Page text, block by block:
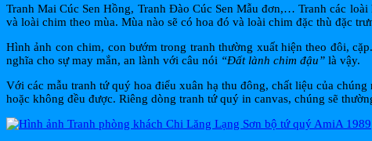
Tranh Mai Cúc Sen Hồng, Tranh Đào Cúc Sen Mẫu đơn,… Tranh các
và loài chim theo mùa. Mùa nào sẽ có hoa đó và loài chim đặc thù đặc
Hình ảnh con chim, con bướm trong tranh thường xuất hiện theo đôi,
nghĩa cho sự may mắn, an lành với câu nói “Đất lành chim đậu” là vậy.
Với các mẫu tranh tứ quý hoa điểu xuân hạ thu đông, chất liệu của
hoặc không đều được. Riêng dòng tranh tứ quý in canvas, chúng sẽ